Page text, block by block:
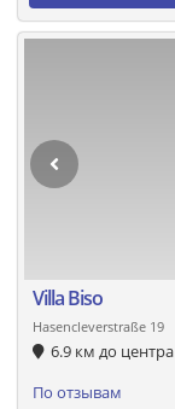
Villa Biso
Hasencleverstraße 19
6.9 км до центра
По отзывам